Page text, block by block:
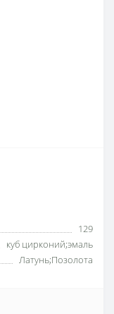
129
куб цирконий;эмаль
Латунь;Позолота